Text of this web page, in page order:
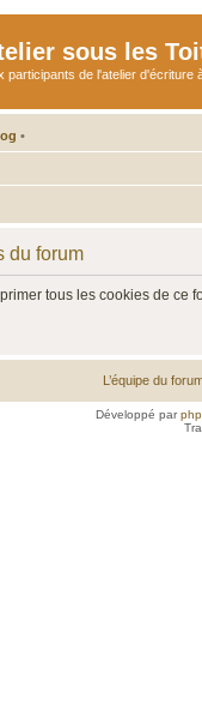
sous les
de l'atelier d'écriture
•
du forum
tous les cookies de ce
L’équipe du
Développé par